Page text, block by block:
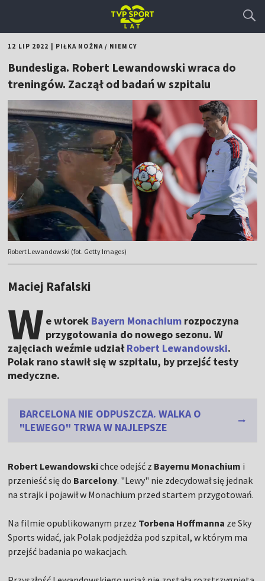
12 LIP 2022 PIŁKA NOŻNA/ NIEMCY
Bundesliga. Robert Lewandowski wraca do
treningów. Zaczął od badań w szpitalu
Robert Lewandowski (fot. Getty Images)
Maciej Rafalski
W e wtorek Bayern Monachium rozpoczyna
przygotowania do nowego sezonu. W
zajęciach weźmie udziałRobert Lewandowski.
Polak rano stawił się w szpitalu, by przejść testy
medyczne.
BARCELONA NIE ODPUSZCZA. WALKA O
"LEWEGO" TRWA W NAJLEPSZE
Robert Lewandowskichce odejść z Bayernu Monachium i
przenieść się do Barcelony. "Lewy" nie zdecydował się jednak
na strajk i pojawił w Monachium przed startem przygotowań.
Na filmie opublikowanym przez Torbena Hoffmanna ze Sky
Sports widać, jak Polak podjeżdża pod szpital, w którym ma
przejść badania po wakacjach.